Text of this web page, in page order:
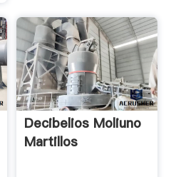
Decibelios Moliuno
Martillos